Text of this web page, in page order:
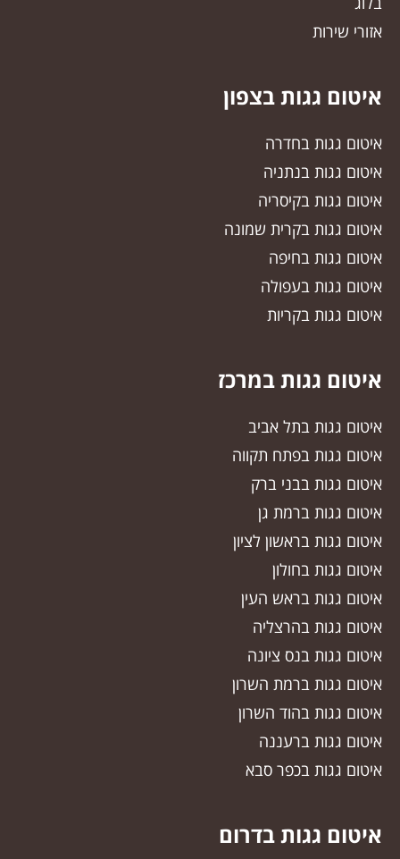
אזורי שירות
איטום גגות בצפון
איטום גגות בחדרה
איטום גגות בנתניה
איטום גגות בקיסריה
איטום גגות בקרית שמונה
איטום גגות בחיפה
איטום גגות בעפולה
איטום גגות בקריות
איטום גגות במרכז
איטום גגות בתל אביב
איטום גגות בפתח תקווה
איטום גגות בבני ברק
איטום גגות ברמת גן
איטום גגות בראשון לציון
איטום גגות בחולון
איטום גגות בראש העין
איטום גגות בהרצליה
איטום גגות בנס ציונה
איטום גגות ברמת השרון
איטום גגות בהוד השרון
איטום גגות ברעננה
איטום גגות בכפר סבא
איטום גגות בדרום